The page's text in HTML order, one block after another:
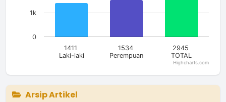
1411
Laki-laki
1534
Perempuan
2945
TOTAL
0
1k
Highcharts.com
Arsip Artikel